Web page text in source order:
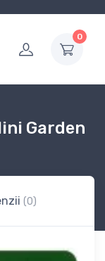
0
Garden
(0)